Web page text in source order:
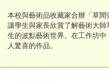
本校與藝術品收藏家合辦「草間
讓學生與家長欣賞了解藝術大
生的波點藝術世界​​​​。在工作坊
人驚喜的作品。